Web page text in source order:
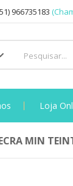
966735183
Loja
MIN